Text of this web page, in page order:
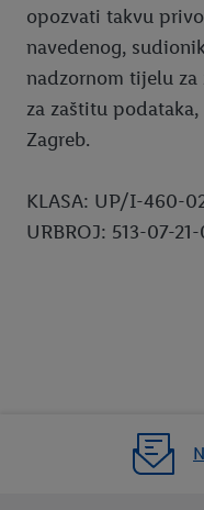
opozvati takvu
navedenog,
nadzornom tijelu
za zaštitu podataka,
Zagreb.
KLASA: UP/I-460-
URBROJ: 513-07-